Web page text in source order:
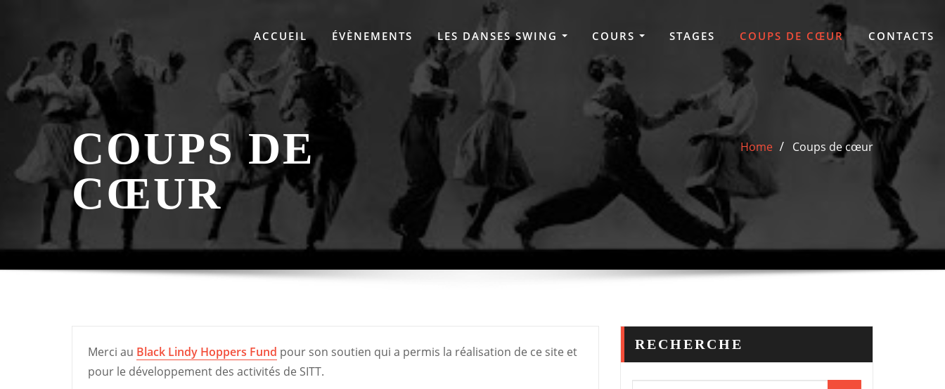
ACCUEIL ÉVÈNEMENTS LES DANSES SWING COURS STAGES COUPS DE CŒUR CONTACTS
COUPS DE
CŒUR
Home Coups de cœur
Merci au Black Lindy Hoppers Fund pour son soutien qui a permis la réalisation de ce site et
pour le développement des activités de SITT.
RECHERCHE